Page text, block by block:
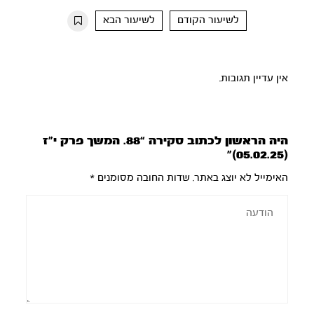
10s
10s
לשיעור הקודם
לשיעור הבא
אין עדיין תגובות.
היה הראשון לכתוב סקירה “88. המשך פרק י”ז
(05.02.25)”
האימייל לא יוצג באתר. שדות החובה מסומנים*